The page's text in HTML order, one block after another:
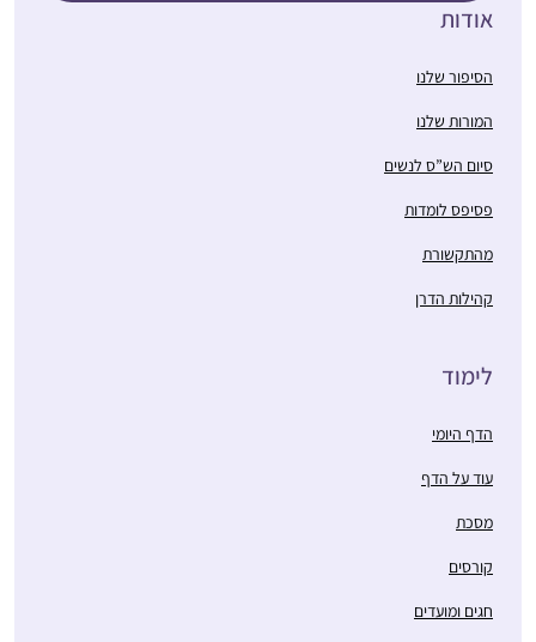
אודות
הסיפור שלנו
המורות שלנו
סיום הש”ס לנשים
פסיפס לומדות
מהתקשורת
קהילות הדרן
לימוד
הדף היומי
עוד על הדף
מסכת
קורסים
חגים ומועדים